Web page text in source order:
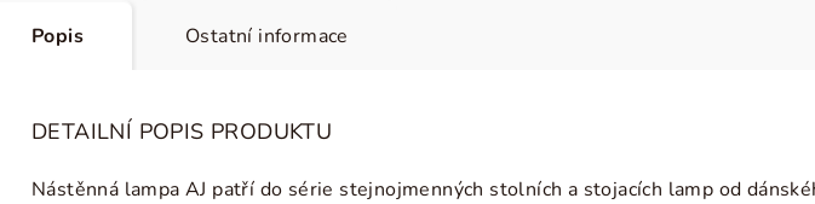
Popis Ostatní informace
DETAILNÍ POPIS PRODUKTU
Nástěnná lampa AJ patří do série stejnojmenných stolních a stojacích lamp od